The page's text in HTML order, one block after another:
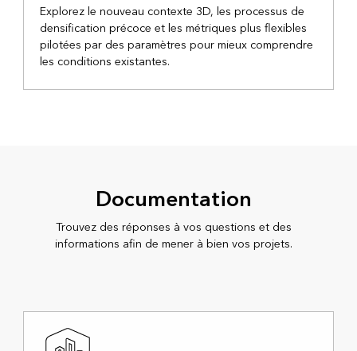
Explorez le nouveau contexte 3D, les processus de
densification précoce et les métriques plus flexibles
pilotées par des paramètres pour mieux comprendre
les conditions existantes.
Documentation
Trouvez des réponses à vos questions et des
informations afin de mener à bien vos projets.